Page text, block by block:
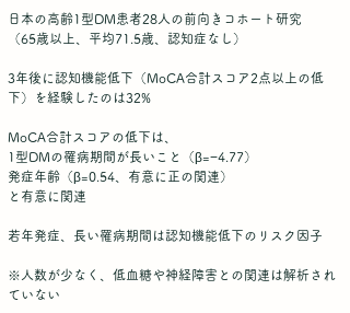
日本の高齢1型DM患者28人の前向きコホート研究
（65歳以上、平均71.5歳、認知症なし）
3年後に認知機能低下（MoCA合計スコア2点以上の低
下）を経験したのは32%
MoCA合計スコアの低下は、
1型DMの罹病期間が長いこと（β=−4.77）
発症年齢（β=0.54、有意に正の関連）
と有意に関連
若年発症、長い罹病期間は認知機能低下のリスク因子
※人数が少なく、低血糖や神経障害との関連は解析され
ていない